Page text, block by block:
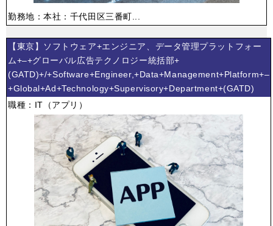
勤務地：本社：千代田区三番町...
【東京】ソフトウェア+エンジニア、データ管理プラットフォー
ム+–+グローバル広告テクノロジー統括部+
(GATD)+/+Software+Engineer,+Data+Management+Platform+–
+Global+Ad+Technology+Supervisory+Department+(GATD)
職種：IT（アプリ）